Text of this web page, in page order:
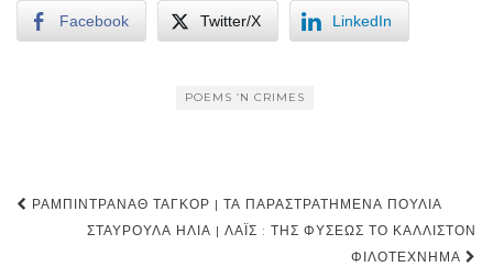
Facebook Twitter/X LinkedIn
POEMS ‘N CRIMES
Post
navigation
ΡΑΜΠΙΝΤΡΑΝΆΘ ΤΑΓΚΌΡ | ΤΑ ΠΑΡΑΣΤΡΑΤΗΜΈΝΑ ΠΟΥΛΙΆ
ΣΤΑΥΡΟΎΛΑ ΗΛΊΑ | ΛΑΪ́Σ : ΤΗΣ ΦΎΣΕΩΣ ΤΟ ΚΆΛΛΙΣΤΟΝ
ΦΙΛΟΤΈΧΝΗΜΑ